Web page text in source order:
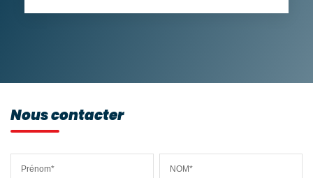
Nous contacter
Prénom* NOM*